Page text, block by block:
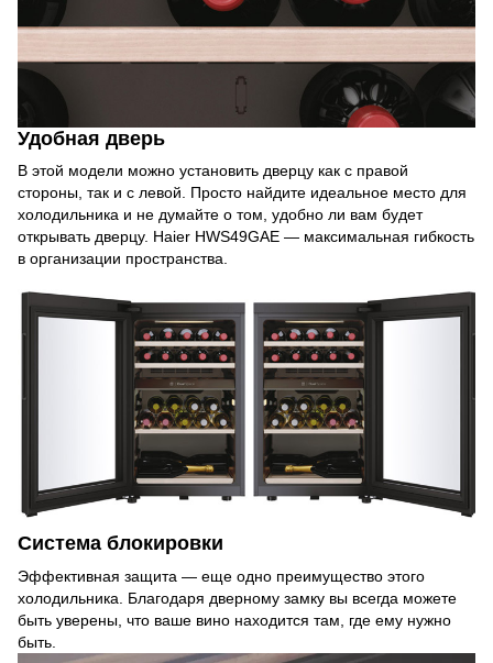
Удобная дверь
В этой модели можно установить дверцу как с правой
стороны, так и с левой. Просто найдите идеальное место для
холодильника и не думайте о том, удобно ли вам будет
открывать дверцу. Haier HWS49GAE — максимальная гибкость
в организации пространства.
Система блокировки
Эффективная защита — еще одно преимущество этого
холодильника. Благодаря дверному замку вы всегда можете
быть уверены, что ваше вино находится там, где ему нужно
быть.